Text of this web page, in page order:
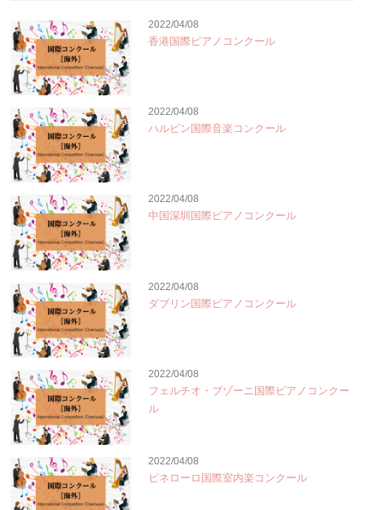
2022/04/08
香港国際ピアノコンクール
2022/04/08
ハルビン国際音楽コンクール
2022/04/08
中国深圳国際ピアノコンクール
2022/04/08
ダブリン国際ピアノコンクール
2022/04/08
フェルチオ・ブゾーニ国際ピアノコンクー
ル
2022/04/08
ピネローロ国際室内楽コンクール